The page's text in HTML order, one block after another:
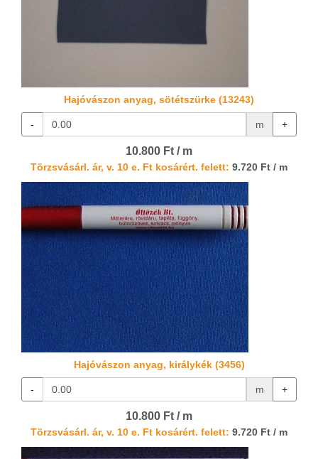
Hajóvászon anyag, sötétszürke (13243)
- m +
10.800 Ft / m
Törzsvásárl. ár, v. 10 e. Ft kosárért. felett: 9.720 Ft / m
Hajóvászon anyag, királykék (3456)
- m +
10.800 Ft / m
Törzsvásárl. ár, v. 10 e. Ft kosárért. felett: 9.720 Ft / m